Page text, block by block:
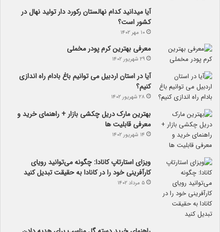
آیا می­دانید کدام نهالستان رکورد دار تولید نهال­ در
کشور است؟
۱۰ مهر ۱۴۰۲
معرفی بهترین کرم پودر مخملی
۲۹ شهریور ۱۴۰۲
آیا در استان اردبیل می توانیم باغ بادام راه اندازی
کنیم؟
۲۸ شهریور ۱۴۰۲
بهترین مارک دریل چکشی بازار + راهنمای خرید و
معرفی قابلیت ها
۱۴ شهریور ۱۴۰۲
ویزای استارتاپ کانادا: چگونه می‌توانید رویای
کارآفرینی خود را در کانادا به حقیقت تبدیل کنید
۵ مرداد ۱۴۰۲